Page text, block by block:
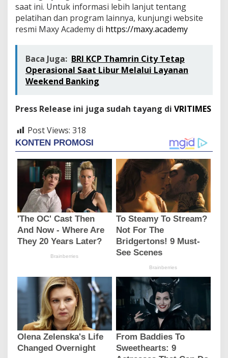
saat ini. Untuk informasi lebih lanjut tentang
pelatihan dan program lainnya, kunjungi website
resmi Maxy Academy di https://maxy.academy
Baca Juga: BRI KCP Thamrin City Tetap
Operasional Saat Libur Melalui Layanan
Weekend Banking
Press Release ini juga sudah tayang di VRITIMES
Post Views: 318